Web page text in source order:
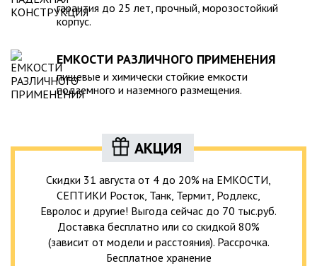
гарантия до 25 лет, прочный, морозостойкий
корпус.
ЕМКОСТИ РАЗЛИЧНОГО ПРИМЕНЕНИЯ
пищевые и химически стойкие емкости
подземного и наземного размещения.
АКЦИЯ
Скидки 31 августа от 4 до 20% на ЕМКОСТИ,
СЕПТИКИ Росток, Танк, Термит, Родлекс,
Евролос и другие! Выгода сейчас до 70 тыс.руб.
Доставка бесплатно или со скидкой 80%
(зависит от модели и расстояния). Рассрочка.
Бесплатное хранение